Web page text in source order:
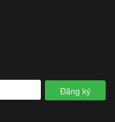
Đăng ký